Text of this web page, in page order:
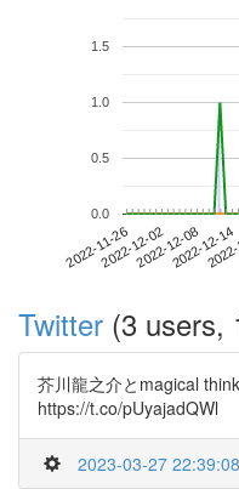
2022-11-262022-12-022022-12-082022-12-14
0.0
0.5
1.0
1.5
Twitter (3 users,
芥川龍之介とmagical
https://t.co/pUyajadQWl
2023-03-27 22:39:08